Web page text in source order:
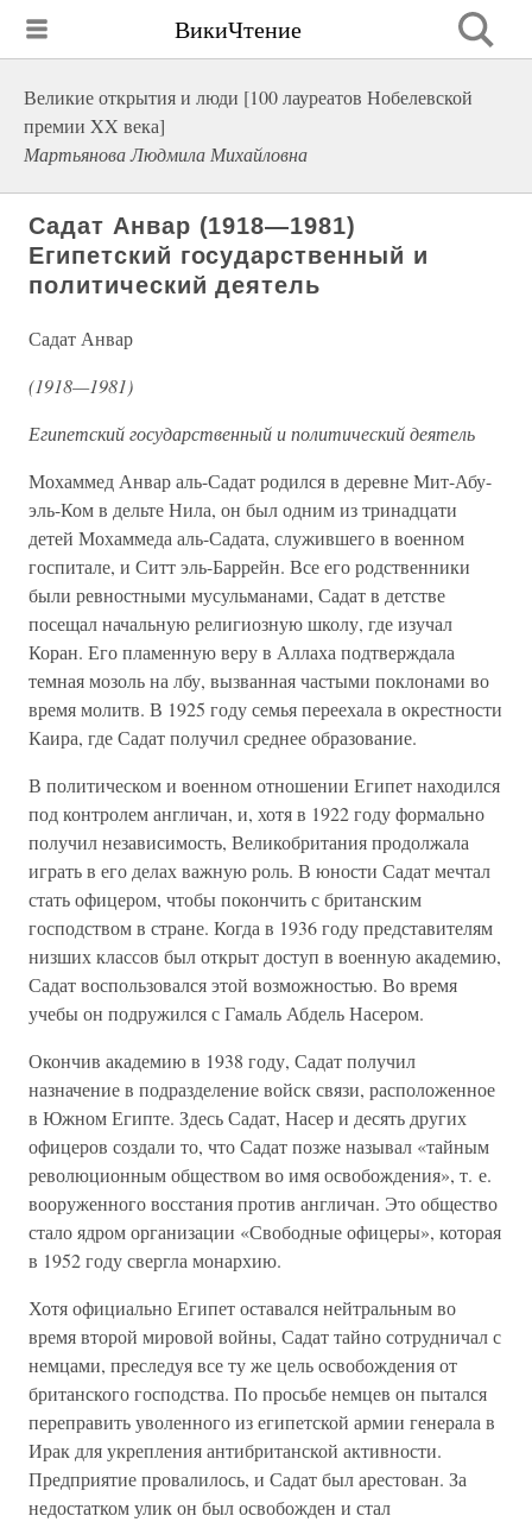
ВикиЧтение
Великие открытия и люди [100 лауреатов Нобелевской
премии XX века]
Мартьянова Людмила Михайловна
Садат Анвар (1918—1981)
Египетский государственный и
политический деятель
Садат Анвар
(1918—1981)
Египетский государственный и политический деятель
Мохаммед Анвар аль-Садат родился в деревне Мит-Абу-
эль-Ком в дельте Нила, он был одним из тринадцати
детей Мохаммеда аль-Садата, служившего в военном
госпитале, и Ситт эль-Баррейн. Все его родственники
были ревностными мусульманами, Садат в детстве
посещал начальную религиозную школу, где изучал
Коран. Его пламенную веру в Аллаха подтверждала
темная мозоль на лбу, вызванная частыми поклонами во
время молитв. В 1925 году семья переехала в окрестности
Каира, где Садат получил среднее образование.
В политическом и военном отношении Египет находился
под контролем англичан, и, хотя в 1922 году формально
получил независимость, Великобритания продолжала
играть в его делах важную роль. В юности Садат мечтал
стать офицером, чтобы покончить с британским
господством в стране. Когда в 1936 году представителям
низших классов был открыт доступ в военную академию,
Садат воспользовался этой возможностью. Во время
учебы он подружился с Гамаль Абдель Насером.
Окончив академию в 1938 году, Садат получил
назначение в подразделение войск связи, расположенное
в Южном Египте. Здесь Садат, Насер и десять других
офицеров создали то, что Садат позже называл «тайным
революционным обществом во имя освобождения», т. е.
вооруженного восстания против англичан. Это общество
стало ядром организации «Свободные офицеры», которая
в 1952 году свергла монархию.
Хотя официально Египет оставался нейтральным во
время второй мировой войны, Садат тайно сотрудничал с
немцами, преследуя все ту же цель освобождения от
британского господства. По просьбе немцев он пытался
переправить уволенного из египетской армии генерала в
Ирак для укрепления антибританской активности.
Предприятие провалилось, и Садат был арестован. За
недостатком улик он был освобожден и стал